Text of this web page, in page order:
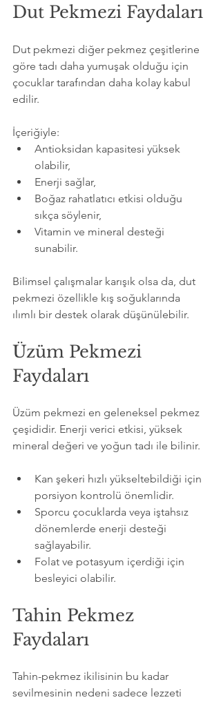
Dut Pekmezi Faydaları
Dut pekmezi diğer pekmez çeşitlerine
göre tadı daha yumuşak olduğu için
çocuklar tarafından daha kolay kabul
edilir.
İçeriğiyle:
Antioksidan kapasitesi yüksek
olabilir,
Enerji sağlar,
Boğaz rahatlatıcı etkisi olduğu
sıkça söylenir,
Vitamin ve mineral desteği
sunabilir.
Bilimsel çalışmalar karışık olsa da, dut
pekmezi özellikle kış soğuklarında
ılımlı bir destek olarak düşünülebilir.
Üzüm Pekmezi
Faydaları
Üzüm pekmezi en geleneksel pekmez
çeşididir. Enerji verici etkisi, yüksek
mineral değeri ve yoğun tadı ile bilinir.
Kan şekeri hızlı yükseltebildiği için
porsiyon kontrolü önemlidir.
Sporcu çocuklarda veya iştahsız
dönemlerde enerji desteği
sağlayabilir.
Folat ve potasyum içerdiği için
besleyici olabilir.
Tahin Pekmez
Faydaları
Tahin-pekmez ikilisinin bu kadar
sevilmesinin nedeni sadece lezzeti